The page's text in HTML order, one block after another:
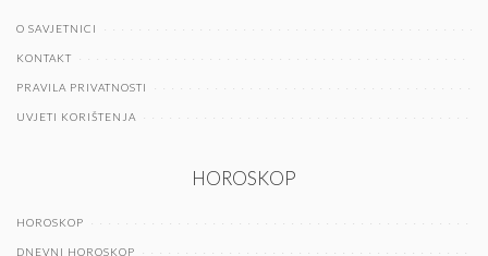
O SAVJETNICI
KONTAKT
PRAVILA PRIVATNOSTI
UVJETI KORIŠTENJA
HOROSKOP
HOROSKOP
DNEVNI HOROSKOP